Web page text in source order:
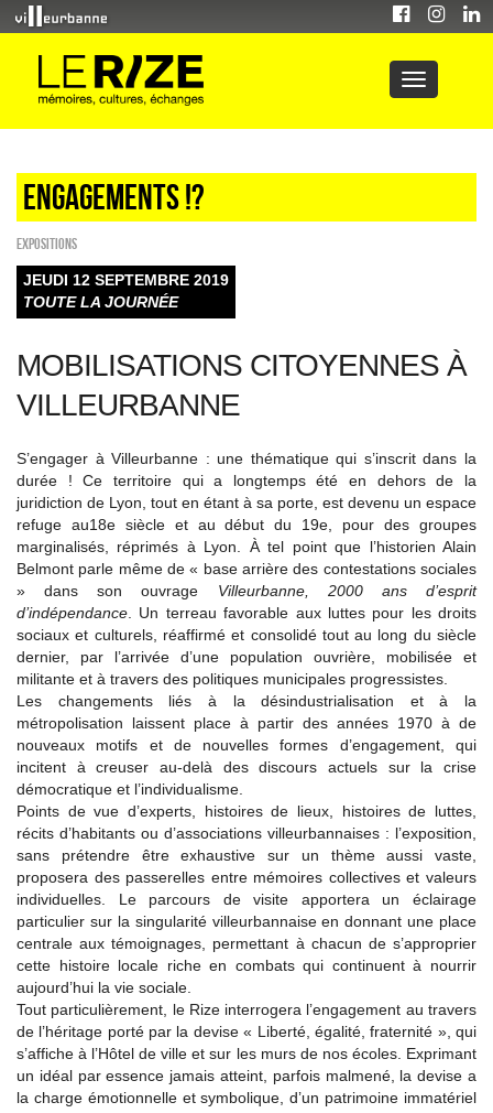
Engagements !?
EXPOSITIONS
JEUDI 12 SEPTEMBRE 2019
TOUTE LA JOURNÉE
MOBILISATIONS CITOYENNES À
VILLEURBANNE
S’engager à Villeurbanne : une thématique qui s’inscrit dans la
durée ! Ce territoire qui a longtemps été en dehors de la
juridiction de Lyon, tout en étant à sa porte, est devenu un espace
refuge au18e siècle et au début du 19e, pour des groupes
marginalisés, réprimés à Lyon. À tel point que l’historien Alain
Belmont parle même de « base arrière des contestations sociales
» dans son ouvrage Villeurbanne, 2000 ans d’esprit
d’indépendance . Un terreau favorable aux luttes pour les droits
sociaux et culturels, réaffirmé et consolidé tout au long du siècle
dernier, par l’arrivée d’une population ouvrière, mobilisée et
militante et à travers des politiques municipales progressistes.
Les changements liés à la désindustrialisation et à la
métropolisation laissent place à partir des années 1970 à de
nouveaux motifs et de nouvelles formes d’engagement, qui
incitent à creuser au-delà des discours actuels sur la crise
démocratique et l’individualisme.
Points de vue d’experts, histoires de lieux, histoires de luttes,
récits d’habitants ou d’associations villeurbannaises : l’exposition,
sans prétendre être exhaustive sur un thème aussi vaste,
proposera des passerelles entre mémoires collectives et valeurs
individuelles. Le parcours de visite apportera un éclairage
particulier sur la singularité villeurbannaise en donnant une place
centrale aux témoignages, permettant à chacun de s’approprier
cette histoire locale riche en combats qui continuent à nourrir
aujourd’hui la vie sociale.
Tout particulièrement, le Rize interrogera l’engagement au travers
de l’héritage porté par la devise « Liberté, égalité, fraternité », qui
s’affiche à l’Hôtel de ville et sur les murs de nos écoles. Exprimant
un idéal par essence jamais atteint, parfois malmené, la devise a
la charge émotionnelle et symbolique, d’un patrimoine immatériel